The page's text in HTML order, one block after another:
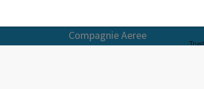
Compagnie Aeree